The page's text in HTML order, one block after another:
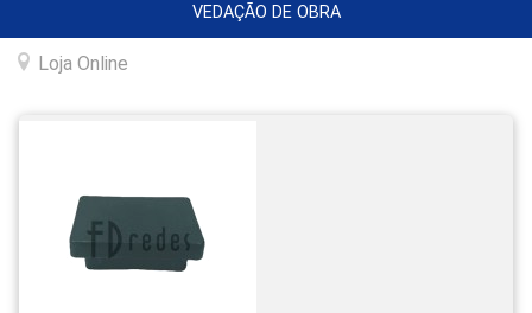
VEDAÇÃO DE OBRA
Loja Online